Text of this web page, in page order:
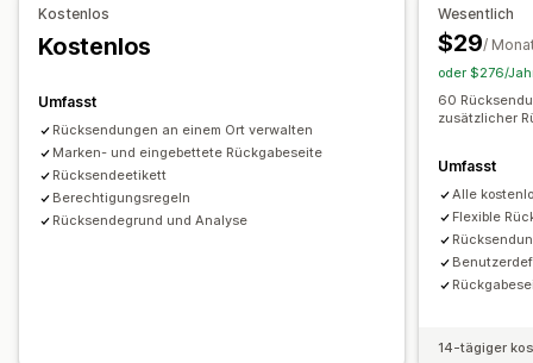
Automatische Genehmigungen
Benutzerdefinierte Richtlinien
Rückgabegründe
Versandetiketten
Rückgabe-Tracking E-Mail-Benachrichtigungen
Benutzerdefiniertes Branding
Verwaltung von Rückerstattungen
Lagerbestands-Updates
Kunden-Blockierlisten Analysen
Kostenlos
Kostenlos
Umfasst
Rücksendungen an einem Ort verwalten
Marken- und eingebettete Rückgabeseite
Rücksendeetikett
Berechtigungsregeln
Rücksendegrund und Analyse
Wesentlich
$29/
oder $276/
60
zusätzlicher
Umfasst
Alle
Flexible
14-tägiger